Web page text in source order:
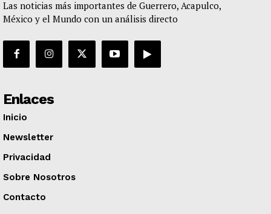
Las noticias más importantes de Guerrero, Acapulco,
México y el Mundo con un análisis directo
Enlaces
Inicio
Newsletter
Privacidad
Sobre Nosotros
Contacto